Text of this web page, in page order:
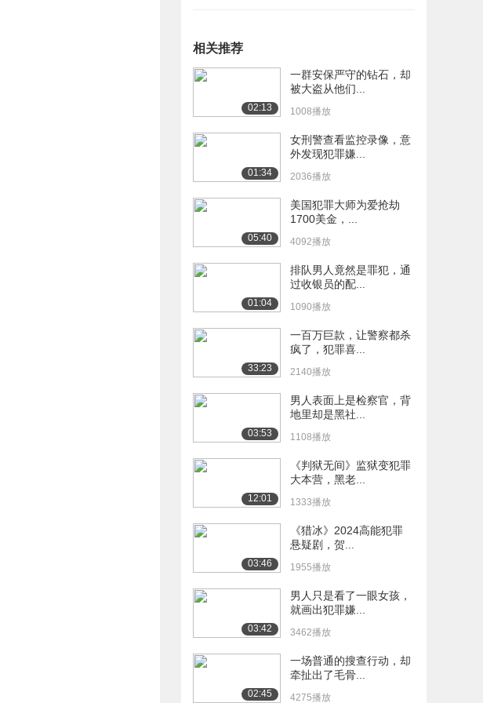
相关推荐
02:13
一群安保严守的钻石，却
被大盗从他们...
1008播放
01:34
女刑警查看监控录像，意
外发现犯罪嫌...
2036播放
05:40
美国犯罪大师为爱抢劫
1700美金，...
4092播放
01:04
排队男人竟然是罪犯，通
过收银员的配...
1090播放
33:23
一百万巨款，让警察都杀
疯了，犯罪喜...
2140播放
03:53
男人表面上是检察官，背
地里却是黑社...
1108播放
12:01
《判狱无间》监狱变犯罪
大本营，黑老...
1333播放
03:46
《猎冰》2024高能犯罪
悬疑剧，贺...
1955播放
03:42
男人只是看了一眼女孩，
就画出犯罪嫌...
3462播放
02:45
一场普通的搜查行动，却
牵扯出了毛骨...
4275播放